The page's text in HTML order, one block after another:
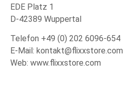
EDE Platz 1
D-42389 Wuppertal
Telefon +49 (0) 202 6096-654
E-Mail: kontakt@flixxstore.com
Web: www.flixxstore.com